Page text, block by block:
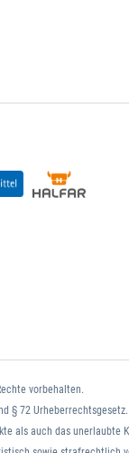
vorbehalten.
§ 72 Urheberrechtsgesetz.
als auch das unerlaubte